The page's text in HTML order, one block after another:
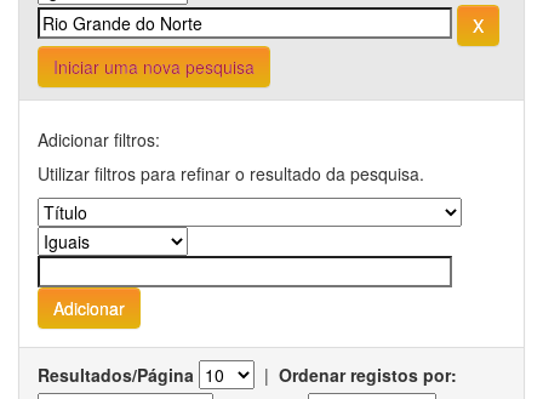
Iniciar uma nova pesquisa
Adicionar filtros:
Utilizar filtros para refinar o resultado da pesquisa.
Resultados/Página | Ordenar registos por: